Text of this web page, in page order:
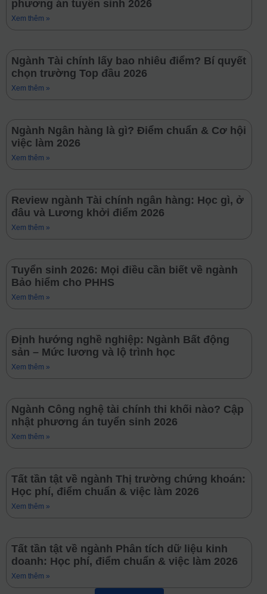
phương án tuyển sinh 2026
Xem thêm »
Ngành Tài chính lấy bao nhiêu điểm? Bí quyết
chọn trường Top đầu 2026
Xem thêm »
Ngành Ngân hàng là gì? Điểm chuẩn & Cơ hội
việc làm 2026
Xem thêm »
Review ngành Tài chính ngân hàng: Học gì, ở
đâu và Lương khởi điểm 2026
Xem thêm »
Tuyển sinh 2026: Mọi điều cần biết về ngành
Bảo hiểm cho PHHS
Xem thêm »
Định hướng nghề nghiệp: Ngành Bất động
sản – Mức lương và lộ trình học
Xem thêm »
Ngành Công nghệ tài chính thi khối nào? Cập
nhật phương án tuyển sinh 2026
Xem thêm »
Tất tần tật về ngành Thị trường chứng khoán:
Học phí, điểm chuẩn & việc làm 2026
Xem thêm »
Tất tần tật về ngành Phân tích dữ liệu kinh
doanh: Học phí, điểm chuẩn & việc làm 2026
Xem thêm »